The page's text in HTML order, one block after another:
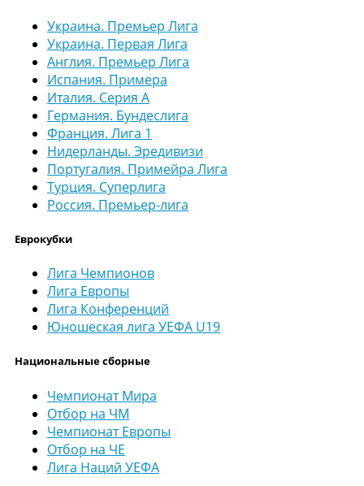
Украина. Премьер Лига
Украина. Первая Лига
Англия. Премьер Лига
Испания. Примера
Италия. Серия А
Германия. Бундеслига
Франция. Лига 1
Нидерланды. Эредивизи
Португалия. Примейра Лига
Турция. Суперлига
Россия. Премьер-лига
Еврокубки
Лига Чемпионов
Лига Европы
Лига Конференций
Юношеская лига УЕФА U19
Национальные сборные
Чемпионат Мира
Отбор на ЧМ
Чемпионат Европы
Отбор на ЧЕ
Лига Наций УЕФА